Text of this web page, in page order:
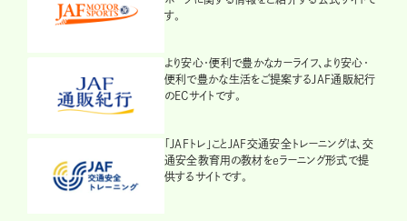
す。
より安心・便利で豊かなカーライフ、より安心・
便利で豊かな生活をご提案するJAF通販紀行
のECサイトです。
「JAFトレ」ことJAF交通安全トレーニングは、交
通安全教育用の教材をeラーニング形式で提
供するサイトです。